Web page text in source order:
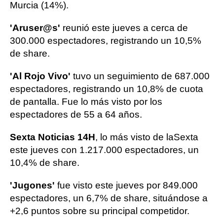
Murcia (14%).
'Aruser@s' reunió este jueves a cerca de
300.000 espectadores, registrando un 10,5%
de share.
'Al Rojo Vivo' tuvo un seguimiento de 687.000
espectadores, registrando un 10,8% de cuota
de pantalla. Fue lo más visto por los
espectadores de 55 a 64 años.
Sexta Noticias 14H, lo más visto de laSexta
este jueves con 1.217.000 espectadores, un
10,4% de share.
'Jugones' fue visto este jueves por 849.000
espectadores, un 6,7% de share, situándose a
+2,6 puntos sobre su principal competidor.